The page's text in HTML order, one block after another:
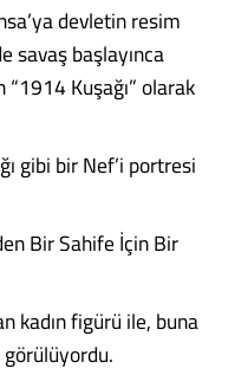
devletin resim
savaş başlayınca
Kuşağı” olarak
gibi bir Nef’i portresi
Bir Sahife İçin Bir
kadın figürü ile, buna